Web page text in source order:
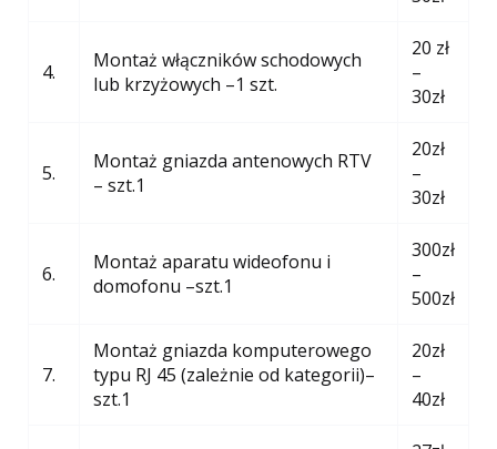
4.
Montaż włączników schodowych
lub krzyżowych –1 szt.
20 zł
–
30zł
5.
Montaż gniazda antenowych RTV
– szt.1
20zł
–
30zł
6.
Montaż aparatu wideofonu i
domofonu –szt.1
300zł
–
500zł
7.
Montaż gniazda komputerowego
typu RJ 45 (zależnie od kategorii)–
szt.1
20zł
–
40zł